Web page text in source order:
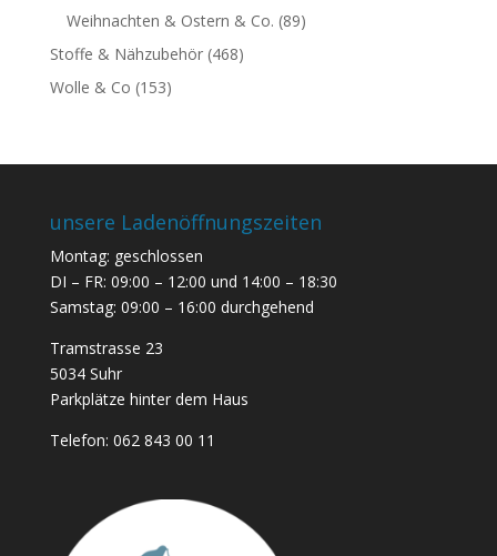
Weihnachten & Ostern & Co. (89)
Stoffe & Nähzubehör (468)
Wolle & Co (153)
unsere Ladenöffnungszeiten
Montag: geschlossen
DI – FR: 09:00 – 12:00 und 14:00 – 18:30
Samstag: 09:00 – 16:00 durchgehend
Tramstrasse 23
5034 Suhr
Parkplätze hinter dem Haus
Telefon: 062 843 00 11